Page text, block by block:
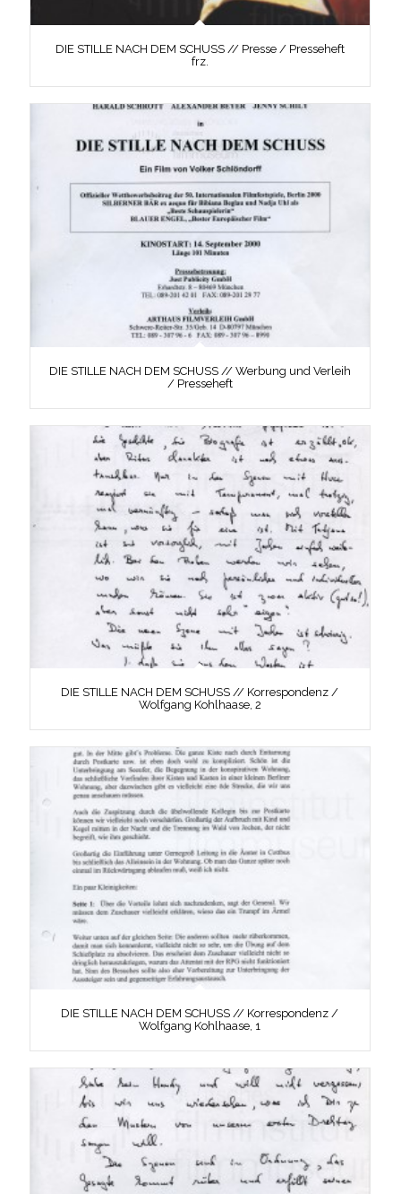
DIE STILLE NACH DEM SCHUSS // Presse / Presseheft
frz.
DIE STILLE NACH DEM SCHUSS // Werbung und Verleih
/ Presseheft
DIE STILLE NACH DEM SCHUSS // Korrespondenz /
Wolfgang Kohlhaase, 2
DIE STILLE NACH DEM SCHUSS // Korrespondenz /
Wolfgang Kohlhaase, 1